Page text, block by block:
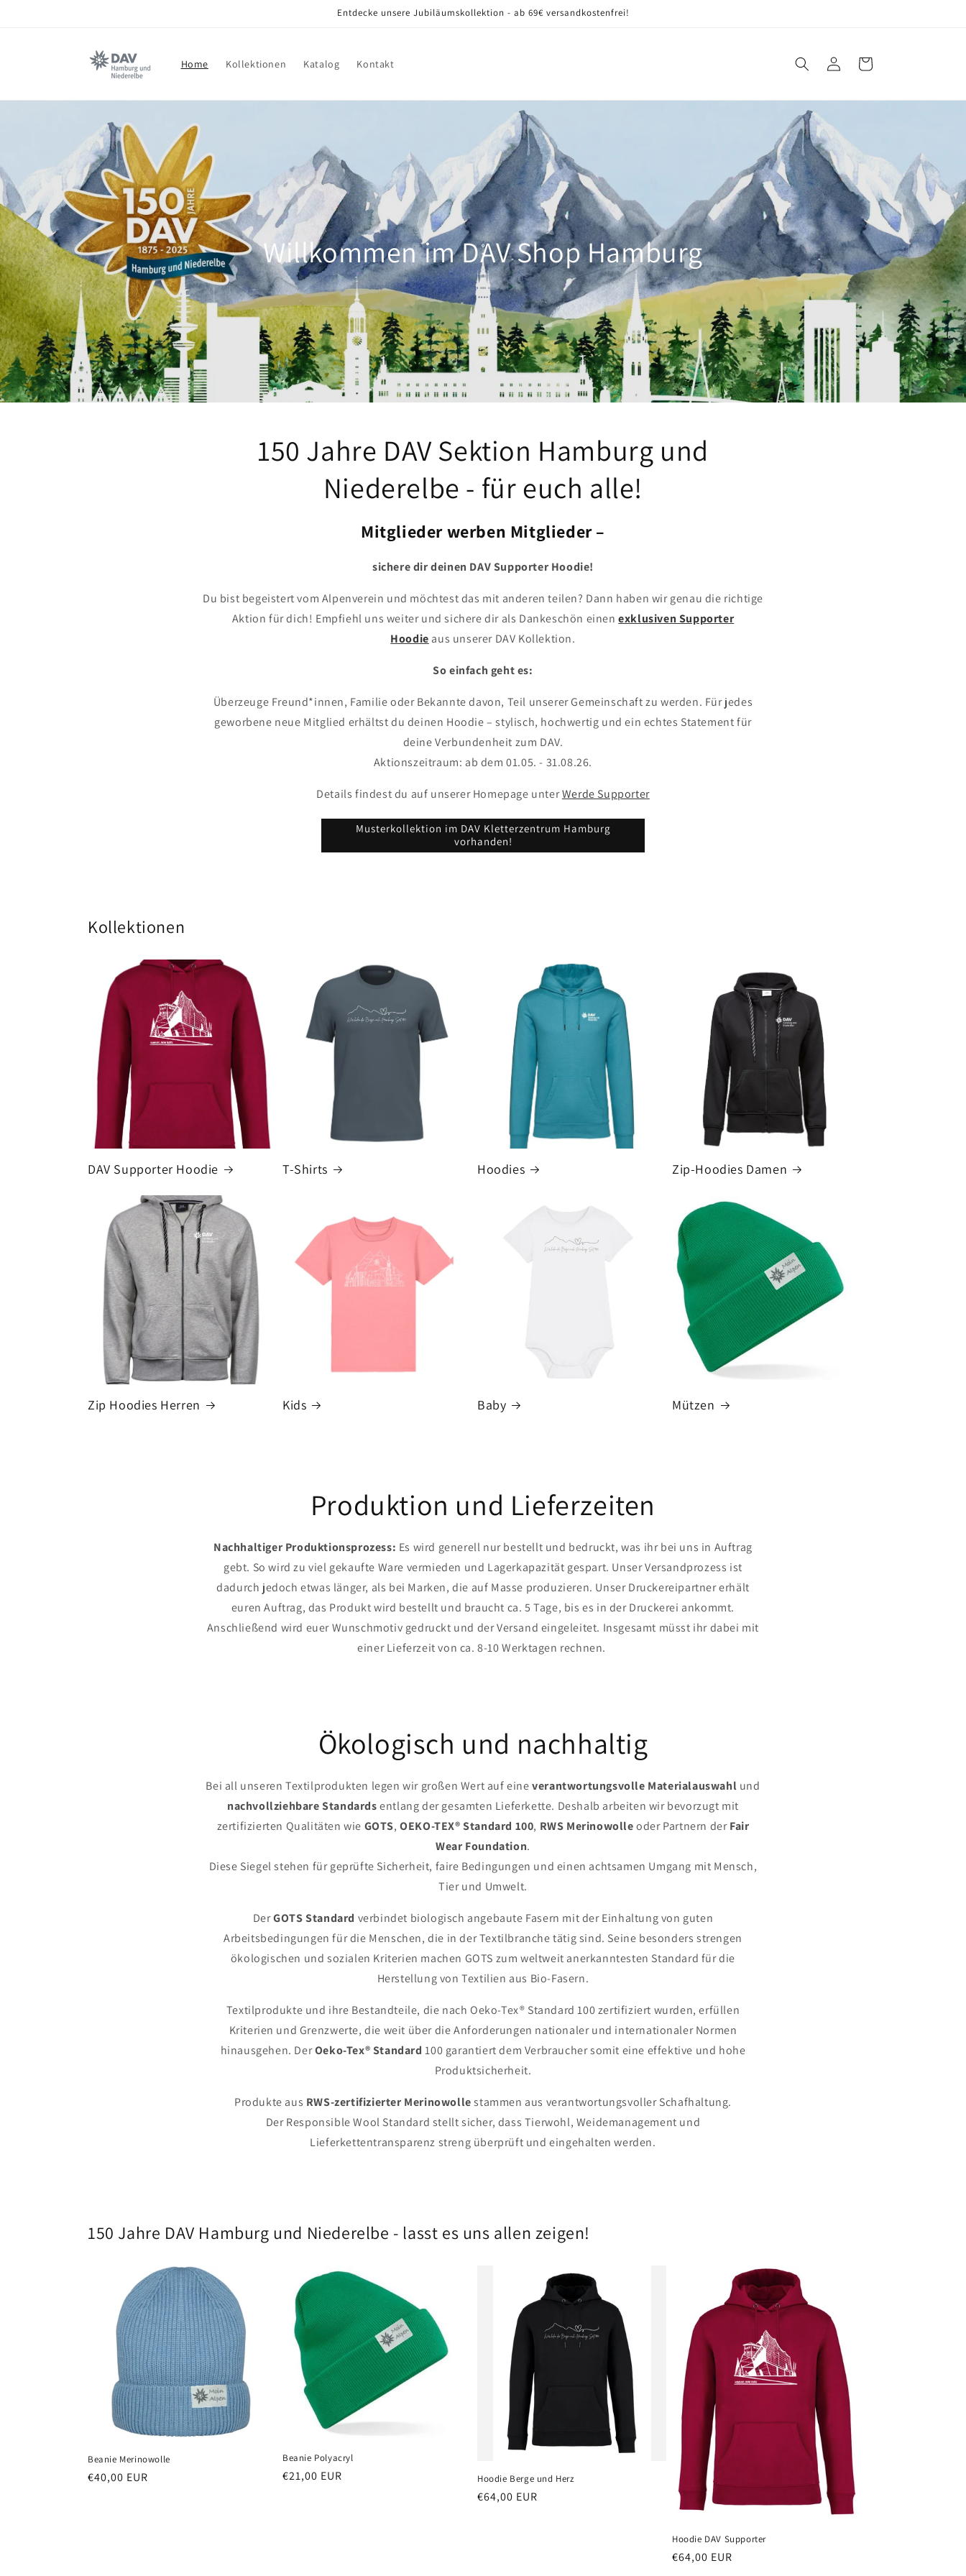
Entdecke unsere Jubiläumskollektion - ab 69€ versandkostenfrei!
Home Kollektionen Katalog Kontakt EinloggenWarenkorb
Willkommen im DAV Shop Hamburg
150 Jahre DAV Sektion Hamburg und
Niederelbe - für euch alle!
Mitglieder werben Mitglieder –
sichere dir deinen DAV Supporter Hoodie!
Du bist begeistert vom Alpenverein und möchtest das mit anderen teilen? Dann haben wir genau die richtige
Aktion für dich! Empfiehl uns weiter und sichere dir als Dankeschön einenexklusiven Supporter
Hoodie aus unserer DAV Kollektion.
So einfach geht es:
Überzeuge Freund*innen, Familie oder Bekannte davon, Teil unserer Gemeinschaft zu werden. Für jedes
geworbene neue Mitglied erhältst du deinen Hoodie – stylisch, hochwertig und ein echtes Statement für
deine Verbundenheit zum DAV.
Aktionszeitraum: ab dem 01.05. - 31.08.26.
Details findest du auf unserer Homepage unterWerde Supporter
Musterkollektion im DAV Kletterzentrum Hamburg
vorhanden!
Kollektionen
DAV Supporter Hoodie T-Shirts Hoodies Zip-Hoodies Damen
Zip Hoodies Herren Kids Baby Mützen
Produktion und Lieferzeiten
Nachhaltiger Produktionsprozess: Es wird generell nur bestellt und bedruckt, was ihr bei uns in Auftrag
gebt. So wird zu viel gekaufte Ware vermieden und Lagerkapazität gespart. Unser Versandprozess ist
dadurch jedoch etwas länger, als bei Marken, die auf Masse produzieren. Unser Druckereipartner erhält
euren Auftrag, das Produkt wird bestellt und braucht ca. 5 Tage, bis es in der Druckerei ankommt.
Anschließend wird euer Wunschmotiv gedruckt und der Versand eingeleitet. Insgesamt müsst ihr dabei mit
einer Lieferzeit von ca. 8-10 Werktagen rechnen.
Ökologisch und nachhaltig
Bei all unseren Textilprodukten legen wir großen Wert auf eineverantwortungsvolle Materialauswahl und
nachvollziehbare Standardsentlang der gesamten Lieferkette. Deshalb arbeiten wir bevorzugt mit
zertifizierten Qualitäten wie GOTS,OEKO-TEX® Standard 100, RWS Merinowolleoder Partnern derFair
Wear Foundation.
Diese Siegel stehen für geprüfte Sicherheit, faire Bedingungen und einen achtsamen Umgang mit Mensch,
Tier und Umwelt.
DerGOTS Standard verbindet biologisch angebaute Fasern mit der Einhaltung von guten
Arbeitsbedingungen für die Menschen, die in der Textilbranche tätig sind. Seine besonders strengen
ökologischen und sozialen Kriterien machen GOTS zum weltweit anerkanntesten Standard für die
Herstellung von Textilien aus Bio-Fasern.
Textilprodukte und ihre Bestandteile, die nach Oeko-Tex® Standard 100 zertifiziert wurden, erfüllen
Kriterien und Grenzwerte, die weit über die Anforderungen nationaler und internationaler Normen
hinausgehen. DerOeko-Tex® Standard 100 garantiert dem Verbraucher somit eine effektive und hohe
Produktsicherheit.
Produkte aus RWS-zertifizierter Merinowollestammen aus verantwortungsvoller Schafhaltung.
Der Responsible Wool Standard stellt sicher, dass Tierwohl, Weidemanagement und
Lieferkettentransparenz streng überprüft und eingehalten werden.
150 Jahre DAV Hamburg und Niederelbe - lasst es uns allen zeigen!
Beanie Merinowolle
Normaler
€40,00 EUR
Beanie Polyacryl
Normaler
€21,00 EUR Hoodie Berge und Herz
Normaler
€64,00 EUR
Hoodie DAV Supporter
Normaler
€64,00 EUR